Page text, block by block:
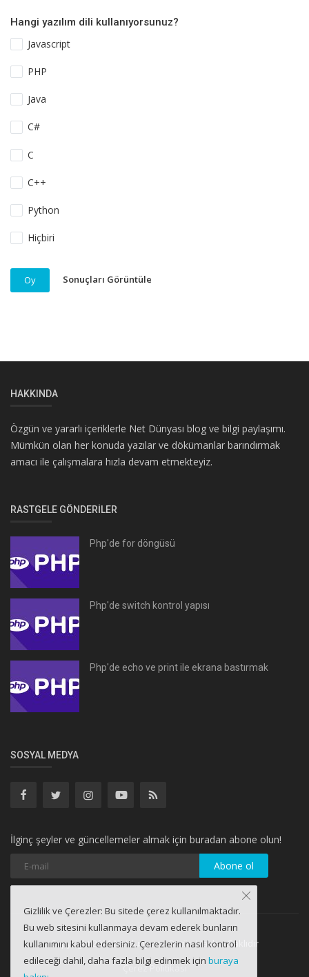
Hangi yazılım dili kullanıyorsunuz?
Javascript
PHP
Java
C#
C
C++
Python
Hiçbiri
Oy Sonuçları Görüntüle
HAKKINDA
Özgün ve yararlı içeriklerle Net Dünyası blog ve bilgi paylaşımı.
Mümkün olan her konuda yazılar ve dökümanlar barındırmak
amacı ile çalışmalara hızla devam etmekteyiz.
RASTGELE GÖNDERILER
Php'de for döngüsü
Php'de switch kontrol yapısı
Php'de echo ve print ile ekrana bastırmak
SOSYAL MEDYA
İlginç şeyler ve güncellemeler almak için buradan abone olun!
Abone ol
Copyright 2021 Netdunyası - Bütün Hakları Saklıdır
Çerez Politikası
Gizlilik ve Çerezler: Bu sitede çerez kullanılmaktadır.
Bu web sitesini kullanmaya devam ederek bunların
kullanımını kabul edersiniz. Çerezlerin nasıl kontrol
edileceği dahil, daha fazla bilgi edinmek için buraya